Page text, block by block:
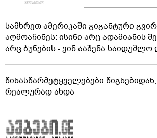
სამხრეთ ამერიკაში გიგანტური
აღმოაჩინეს: ისინი არც ადამიანის
არც ბუნების - ვინ ააშენა
წინასწარმეტყველებები
რეალურად ახდა